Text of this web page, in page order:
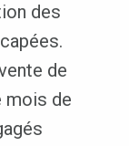
des
de
mois de